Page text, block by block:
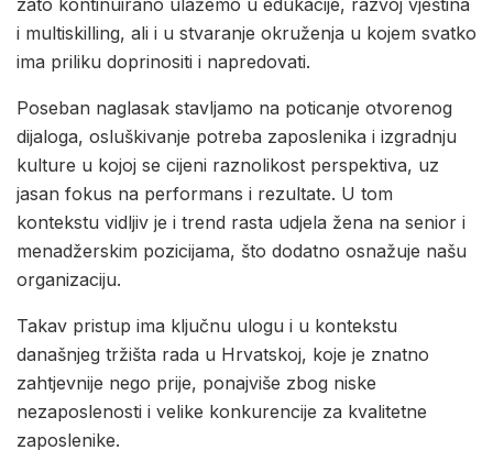
i multiskilling, ali i u stvaranje okruženja u kojem svatko
ima priliku doprinositi i napredovati.
Poseban naglasak stavljamo na poticanje otvorenog
dijaloga, osluškivanje potreba zaposlenika i izgradnju
kulture u kojoj se cijeni raznolikost perspektiva, uz
jasan fokus na performans i rezultate. U tom
kontekstu vidljiv je i trend rasta udjela žena na senior i
menadžerskim pozicijama, što dodatno osnažuje našu
organizaciju.
Takav pristup ima ključnu ulogu i u kontekstu
današnjeg tržišta rada u Hrvatskoj, koje je znatno
zahtjevnije nego prije, ponajviše zbog niske
nezaposlenosti i velike konkurencije za kvalitetne
zaposlenike.